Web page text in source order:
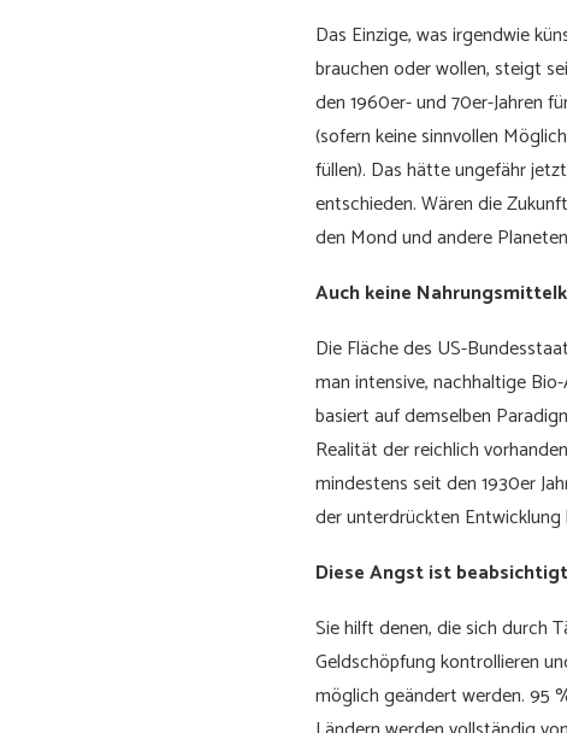
Das Einzige, was irgendwie
brauchen oder wollen, steigt
den 1960er- und 70er-Jahren
(sofern keine sinnvollen
füllen). Das hätte ungefähr
entschieden. Wären die
den Mond und andere
Auch keine
Die Fläche des US-
man intensive, nachhaltige
basiert auf demselben
Realität der reichlich
mindestens seit den 1930er
der unterdrückten Entwicklung
Diese Angst ist
Sie hilft denen, die sich durch
Geldschöpfung kontrollieren
möglich geändert werden. 95